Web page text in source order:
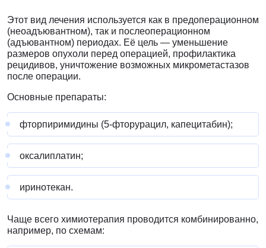
Этот вид лечения используется как в предоперационном
(неоадъювантном), так и послеоперационном
(адъювантном) периодах. Её цель — уменьшение
размеров опухоли перед операцией, профилактика
рецидивов, уничтожение возможных микрометастазов
после операции.
Основные препараты:
фторпиримидины (5-фторурацил, капецитабин);
оксалиплатин;
иринотекан.
Чаще всего химиотерапия проводится комбинированно,
например, по схемам: